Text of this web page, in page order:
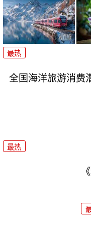
最热
全国海洋旅游消费
最热